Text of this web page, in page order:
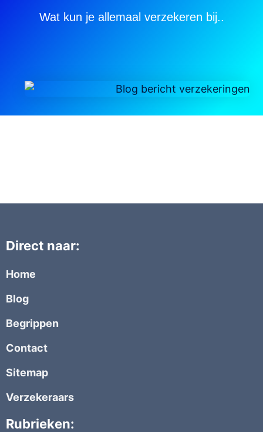
Wat kun je allemaal verzekeren bij..
Direct naar:
Home
Blog
Begrippen
Contact
Sitemap
Verzekeraars
Rubrieken: